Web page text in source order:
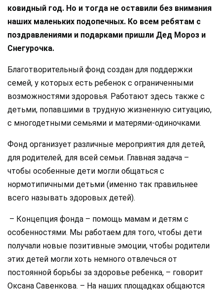
ковидный год. Но и тогда не оставили без внимания
наших маленьких подопечных. Ко всем ребятам с
поздравлениями и подарками пришли Дед Мороз и
Снегурочка.
Благотворительный фонд создан для поддержки
семей, у которых есть ребенок с ограниченными
возможностями здоровья. Работают здесь также с
детьми, попавшими в трудную жизненную ситуацию,
с многодетными семьями и матерями-одиночками.
Фонд организует различные мероприятия для детей,
для родителей, для всей семьи. Главная задача –
чтобы особенные дети могли общаться с
нормотипичными детьми (именно так правильнее
всего называть здоровых детей).
– Концепция фонда – помощь мамам и детям с
особенностями. Мы работаем для того, чтобы дети
получали новые позитивные эмоции, чтобы родители
этих детей могли хоть немного отвлечься от
постоянной борьбы за здоровье ребенка, – говорит
Оксана Савенкова. – На наших площадках общаются